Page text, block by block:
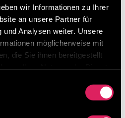
wir Informationen zu Ihrer
an unsere Partner für
und Analysen weiter. Unsere
möglicherweise mit
die Sie ihnen bereitgestellt
Control so besonders?